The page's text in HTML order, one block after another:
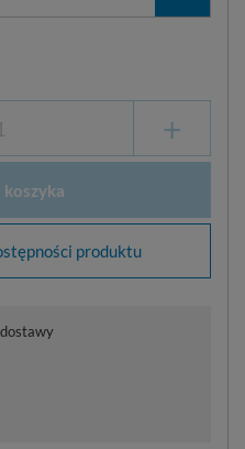
+
koszyka
produktu